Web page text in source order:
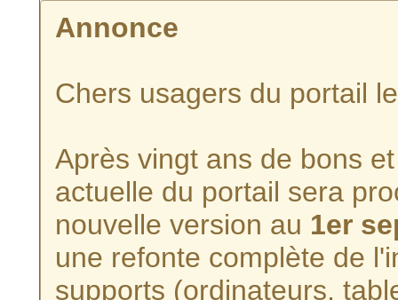
Annonce
Chers usagers du portail
Après vingt ans de bons
actuelle du portail sera
nouvelle version au 1er
une refonte complète de
supports (ordinateurs,